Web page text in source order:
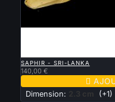
SAPHIR - SRI-LANKA
140,00 €

Dimension: 2.3 cm (+1)